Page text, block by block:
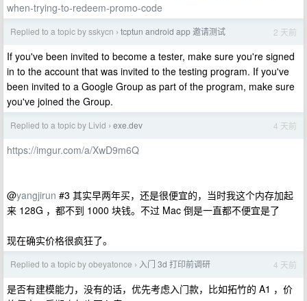
when-trying-to-redeem-promo-code
Replied to a topic by sskycn › tcptun android app 邀请测试 2 天前
If you've been invited to become a tester, make sure you're signed
in to the account that was invited to the testing program. If you've
been invited to a Google Group as part of the program, make sure
you've joined the Group.
Replied to a topic by Livid › exe.dev 4 天前
https://imgur.com/a/XwD9m6Q
@yangjirun #3 其实早两年买，还是很便宜的，当时我这个内存加起
来 128G ，都不到 1000 块钱。不过 Mac 倒是一直都不便宜是了
现在确实价格很疯狂了。
Replied to a topic by obeyatonce › 入门 3d 打印前调研 4 天前
是否有建模能力，没有的话，优先考虑入门款，比如拓竹的 A1 ，价